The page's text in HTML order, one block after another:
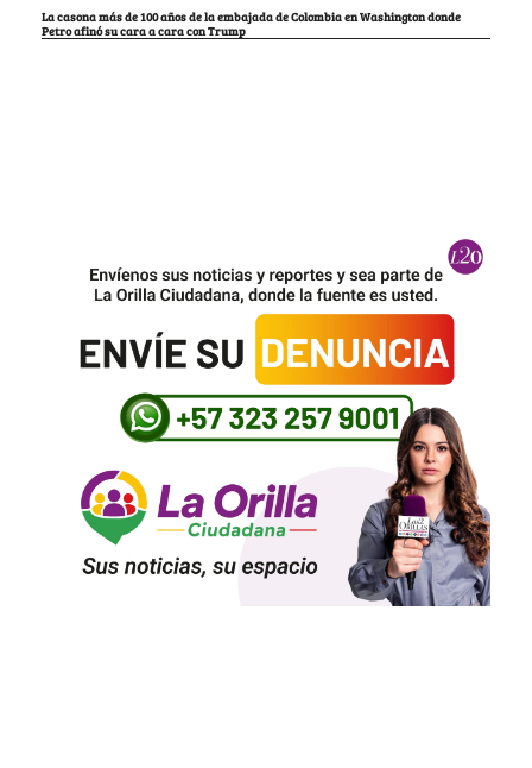
La casona más de 100 años de la embajada de Colombia en Washington donde
Petro afinó su cara a cara con Trump